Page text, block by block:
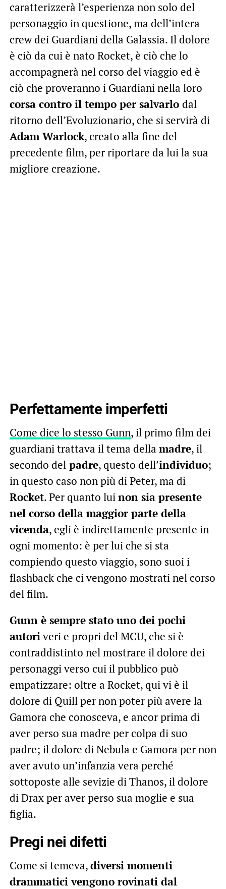
caratterizzerà l’esperienza non solo del
personaggio in questione, ma dell’intera
crew dei Guardiani della Galassia. Il dolore
è ciò da cui è nato Rocket, è ciò che lo
accompagnerà nel corso del viaggio ed è
ciò che proveranno i Guardiani nella loro
corsa contro il tempo per salvarlo dal
ritorno dell’Evoluzionario, che si servirà di
Adam Warlock, creato alla fine del
precedente film, per riportare da lui la sua
migliore creazione.
Perfettamente imperfetti
Come dice lo stesso Gunn, il primo film dei
guardiani trattava il tema della madre, il
secondo delpadre, questo dell’individuo;
in questo caso non più di Peter, ma di
Rocket. Per quanto luinon sia presente
nel corso della maggior parte della
vicenda, egli è indirettamente presente in
ogni momento: è per lui che si sta
compiendo questo viaggio, sono suoi i
flashback che ci vengono mostrati nel corso
del film.
Gunn è sempre stato uno dei pochi
autoriveri e propri del MCU, che si è
contraddistinto nel mostrare il dolore dei
personaggi verso cui il pubblico può
empatizzare: oltre a Rocket, qui vi è il
dolore di Quill per non poter più avere la
Gamora che conosceva, e ancor prima di
aver perso sua madre per colpa di suo
padre; il dolore di Nebula e Gamora per non
aver avuto un’infanzia vera perché
sottoposte alle sevizie di Thanos, il dolore
di Drax per aver perso sua moglie e sua
figlia.
Pregi nei difetti
Come si temeva,diversi momenti
drammatici vengono rovinati dal